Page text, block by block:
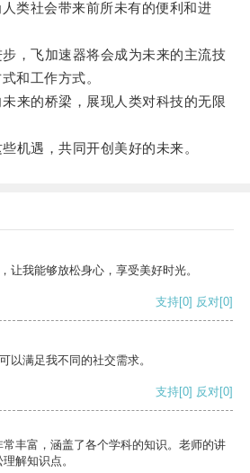
类社会带来前所未有的便利和进
飞加速器将会成为未来的主流技
和工作方式。
的桥梁，展现人类对科技的无限
遇，共同开创美好的未来。
让我能够放松身心，享受美好时光。
支持[0] 反对[0]
以满足我不同的社交需求。
支持[0] 反对[0]
丰富，涵盖了各个学科的知识。老师的讲
解知识点。